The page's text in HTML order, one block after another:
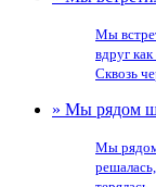
Мы
вдруг
Сквозь
» Мы рядом
Мы рядом